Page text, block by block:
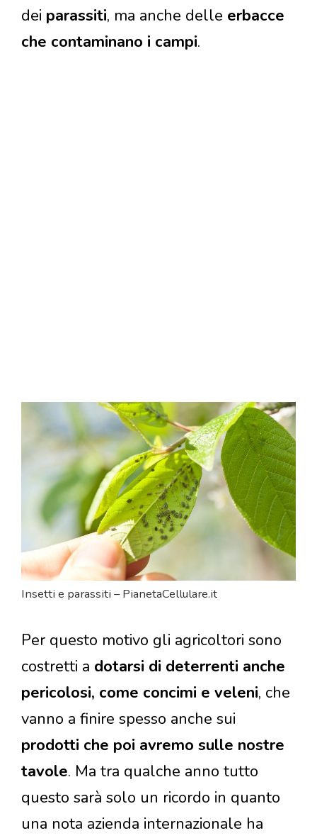
dei parassiti, ma anche delle erbacce
che contaminano i campi.
Insetti e parassiti – PianetaCellulare.it
Per questo motivo gli agricoltori sono
costretti a dotarsi di deterrenti anche
pericolosi, come concimi e veleni, che
vanno a finire spesso anche sui
prodotti che poi avremo sulle nostre
tavole. Ma tra qualche anno tutto
questo sarà solo un ricordo in quanto
una nota azienda internazionale ha